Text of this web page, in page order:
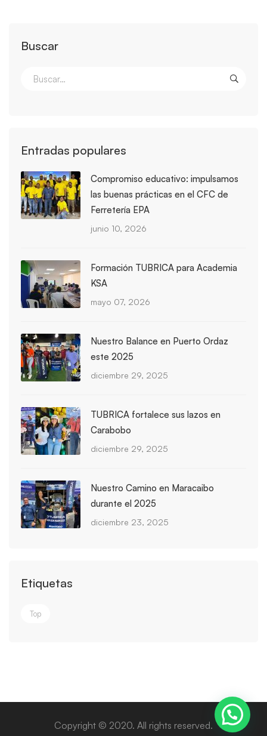
Buscar
Entradas populares
Compromiso educativo: impulsamos
las buenas prácticas en el CFC de
Ferretería EPA
junio 10, 2026
Formación TUBRICA para Academia
KSA
mayo 07, 2026
Nuestro Balance en Puerto Ordaz
este 2025
diciembre 29, 2025
TUBRICA fortalece sus lazos en
Carabobo
diciembre 29, 2025
Nuestro Camino en Maracaibo
durante el 2025
diciembre 23, 2025
Etiquetas
Top
Copyright © 2020. All rights reserved.